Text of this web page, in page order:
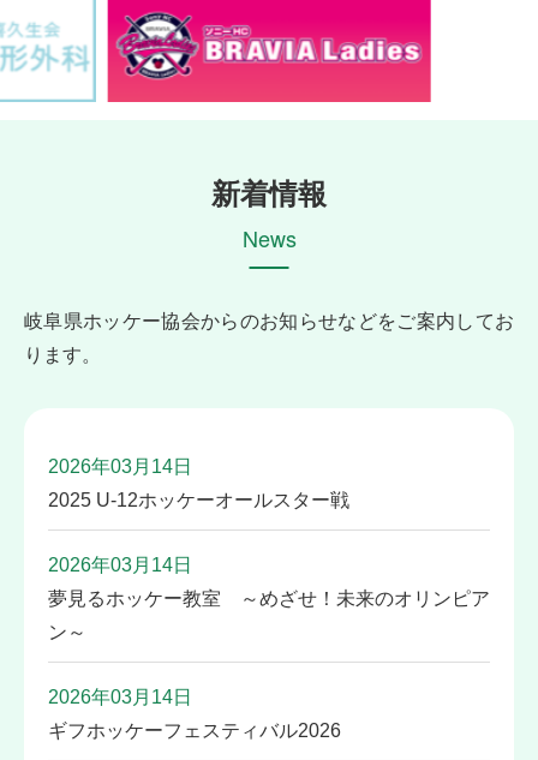
新着情報
News
岐阜県ホッケー協会からのお知らせなどをご案内してお
ります。
2026年03月14日
2025 U-12ホッケーオールスター戦
2026年03月14日
夢見るホッケー教室 ～めざせ！未来のオリンピア
ン～
2026年03月14日
ギフホッケーフェスティバル2026